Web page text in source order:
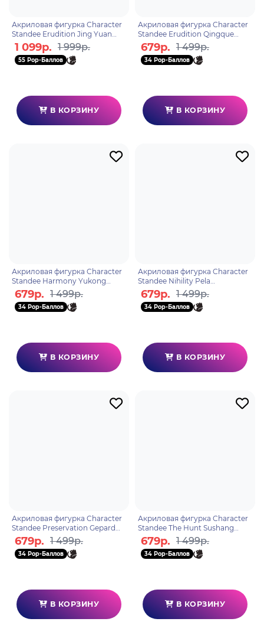
Акриловая фигурка Character
Standee Erudition Jing Yuan
6976068142546
1 099р. 1 999р.
55 Pop-Баллов
В КОРЗИНУ
Акриловая фигурка Character
Standee Erudition Qingque
6976068142843
679р. 1 499р.
34 Pop-Баллов
В КОРЗИНУ
Акриловая фигурка Character
Standee Harmony Yukong
6976068142829
679р. 1 499р.
34 Pop-Баллов
В КОРЗИНУ
Акриловая фигурка Character
Standee Nihility Pela
6976068142607
679р. 1 499р.
34 Pop-Баллов
В КОРЗИНУ
Акриловая фигурка Character
Standee Preservation Gepard
6976068142560
679р. 1 499р.
34 Pop-Баллов
В КОРЗИНУ
Акриловая фигурка Character
Standee The Hunt Sushang
6976068142812
679р. 1 499р.
34 Pop-Баллов
В КОРЗИНУ